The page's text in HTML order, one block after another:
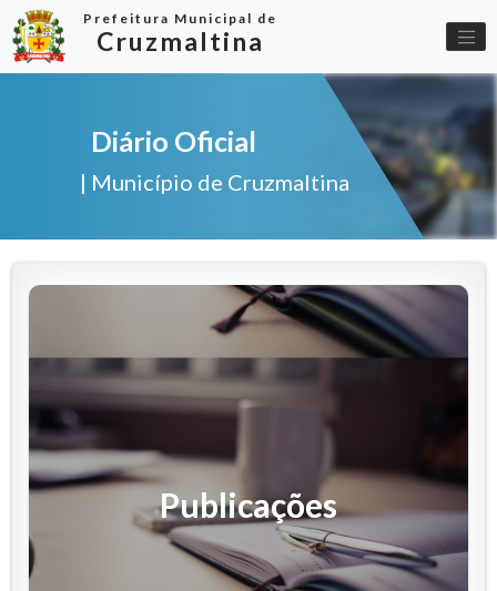
Prefeitura Municipal de
Cruzmaltina
Diário Oficial
| Município de Cruzmaltina
Publicações